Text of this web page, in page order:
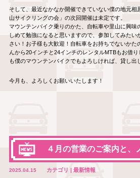
そして、最近なかなか開催できていない僕の地元相
山サイクリングの会」の次回開催は未定です。
マウンテンバイク乗りのかた、自転車や里山に興味
しめて勉強になると思いますので、参加してみたい
さい！お子様も大歓迎！自転車をお持ちでないかた
んから20インチと24インチのレンタルMTBもお借
も僕のマウンテンバイクでもよろしければ、貸し出
今月も、よろしくお願いいたします！
４月の営業のご案内と、
2025.04.15 カテゴリ | 最新情報